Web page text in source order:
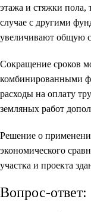
этажа и стяжки пола,
случае с другими
увеличивают общую
Сокращение сроков
комбинированными
расходы на оплату
земляных работ
Решение о
экономического
участка и проекта
Вопрос-ответ: